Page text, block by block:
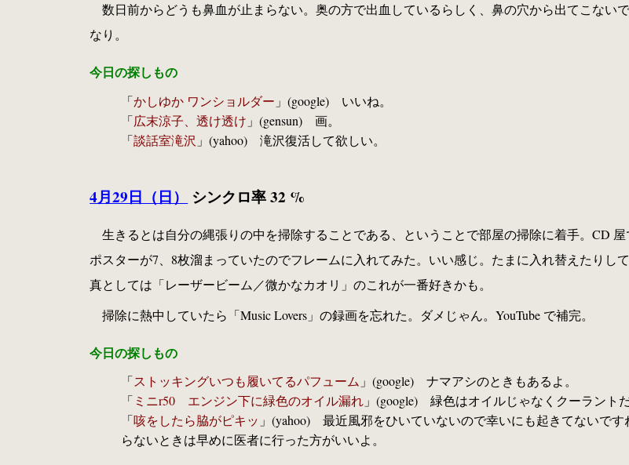
数日前からどうも鼻血が止まらない。奥の方で出血しているらしく、鼻の穴から出てこない
なり。
今日の探しもの
「かしゆか ワンショルダー 」(google) いいね。
「広末涼子、透け透け 」(gensun) 画。
「談話室滝沢 」(yahoo) 滝沢復活して欲しい。
4月29日（日） シンクロ率 32 %
生きるとは自分の縄張りの中を掃除することである、ということで部屋の掃除に着手。CD 屋
ポスターが7、8枚溜まっていたのでフレームに入れてみた。いい感じ。たまに入れ替えたりし
真としては「レーザービーム／微かなカオリ」のこれが一番好きかも。
掃除に熱中していたら「Music Lovers」の録画を忘れた。ダメじゃん。YouTube で補完。
今日の探しもの
「ストッキングいつも履いてるパフューム 」(google) ナマアシのときもあるよ。
「 ミニr50 エンジン下に緑色のオイル漏れ 」(google) 緑色はオイルじゃなくクーラントだ
「咳をしたら脇がピキッ 」(yahoo) 最近風邪をひいていないので幸いにも起きてないです
らないときは早めに医者に行った方がいいよ。